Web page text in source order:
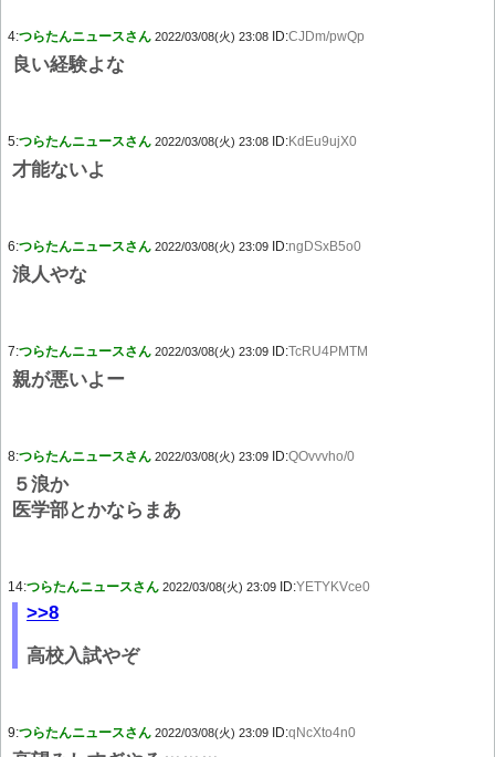
4:つらたんニュースさん 2022/03/08(火) 23:08 ID:CJDm/pwQp
良い経験よな
5:つらたんニュースさん 2022/03/08(火) 23:08 ID:KdEu9ujX0
才能ないよ
6:つらたんニュースさん 2022/03/08(火) 23:09 ID:ngDSxB5o0
浪人やな
7:つらたんニュースさん 2022/03/08(火) 23:09 ID:TcRU4PMTM
親が悪いよー
8:つらたんニュースさん 2022/03/08(火) 23:09 ID:QOvvvho/0
５浪か
医学部とかならまあ
14:つらたんニュースさん 2022/03/08(火) 23:09 ID:YETYKVce0
>>8
高校入試やぞ
9:つらたんニュースさん 2022/03/08(火) 23:09 ID:qNcXto4n0